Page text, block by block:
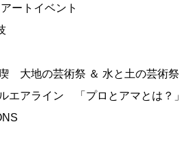
ートイベント
大地の芸術祭 ＆ 水と土の芸術祭
エアライン 「プロとアマとは？」